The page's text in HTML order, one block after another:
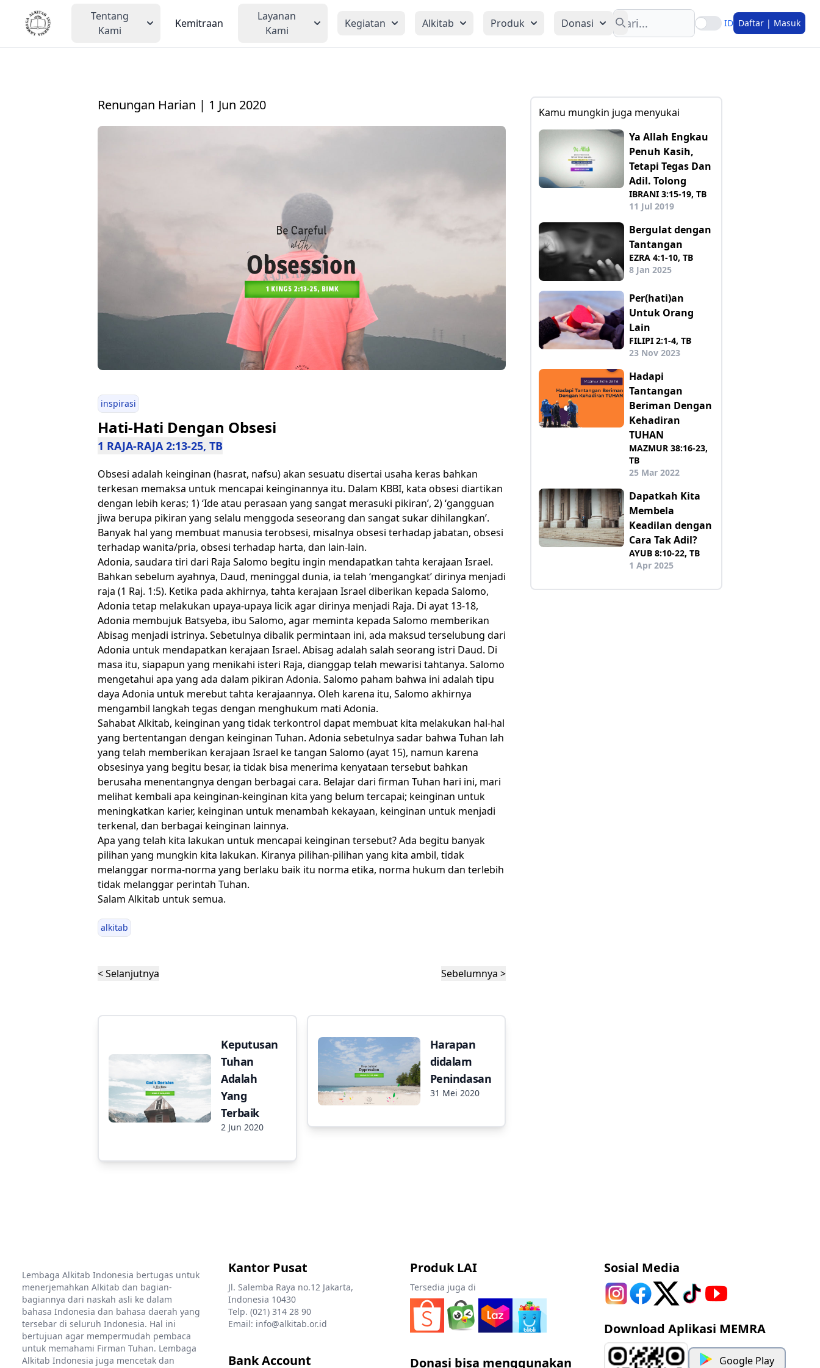
Tentang
Kami
Kemitraan
Layanan
Kami
Kegiatan Alkitab Produk Donasi
Search
ID Daftar | Masuk
Renungan Harian | 1 Jun 2020
inspirasi
Hati-Hati Dengan Obsesi
1 RAJA-RAJA 2:13-25, TB
Obsesi adalah keinginan (hasrat, nafsu) akan sesuatu disertai usaha keras bahkan
terkesan memaksa untuk mencapai keinginannya itu. Dalam KBBI, kata obsesi diartikan
dengan lebih keras; 1) ‘Ide atau perasaan yang sangat merasuki pikiran’, 2) ‘gangguan
jiwa berupa pikiran yang selalu menggoda seseorang dan sangat sukar dihilangkan’.
Banyak hal yang membuat manusia terobsesi, misalnya obsesi terhadap jabatan, obsesi
terhadap wanita/pria, obsesi terhadap harta, dan lain-lain.
Adonia, saudara tiri dari Raja Salomo begitu ingin mendapatkan tahta kerajaan Israel.
Bahkan sebelum ayahnya, Daud, meninggal dunia, ia telah ‘mengangkat’ dirinya menjadi
raja (1 Raj. 1:5). Ketika pada akhirnya, tahta kerajaan Israel diberikan kepada Salomo,
Adonia tetap melakukan upaya-upaya licik agar dirinya menjadi Raja. Di ayat 13-18,
Adonia membujuk Batsyeba, ibu Salomo, agar meminta kepada Salomo memberikan
Abisag menjadi istrinya. Sebetulnya dibalik permintaan ini, ada maksud terselubung dari
Adonia untuk mendapatkan kerajaan Israel. Abisag adalah salah seorang istri Daud. Di
masa itu, siapapun yang menikahi isteri Raja, dianggap telah mewarisi tahtanya. Salomo
mengetahui apa yang ada dalam pikiran Adonia. Salomo paham bahwa ini adalah tipu
daya Adonia untuk merebut tahta kerajaannya. Oleh karena itu, Salomo akhirnya
mengambil langkah tegas dengan menghukum mati Adonia.
Sahabat Alkitab, keinginan yang tidak terkontrol dapat membuat kita melakukan hal-hal
yang bertentangan dengan keinginan Tuhan. Adonia sebetulnya sadar bahwa Tuhan lah
yang telah memberikan kerajaan Israel ke tangan Salomo (ayat 15), namun karena
obsesinya yang begitu besar, ia tidak bisa menerima kenyataan tersebut bahkan
berusaha menentangnya dengan berbagai cara. Belajar dari firman Tuhan hari ini, mari
melihat kembali apa keinginan-keinginan kita yang belum tercapai; keinginan untuk
meningkatkan karier, keinginan untuk menambah kekayaan, keinginan untuk menjadi
terkenal, dan berbagai keinginan lainnya.
Apa yang telah kita lakukan untuk mencapai keinginan tersebut? Ada begitu banyak
pilihan yang mungkin kita lakukan. Kiranya pilihan-pilihan yang kita ambil, tidak
melanggar norma-norma yang berlaku baik itu norma etika, norma hukum dan terlebih
tidak melanggar perintah Tuhan.
Salam Alkitab untuk semua.
alkitab
< Selanjutnya Sebelumnya >
Keputusan
Tuhan
Adalah
Yang
Terbaik
2 Jun 2020
Harapan
didalam
Penindasan
31 Mei 2020
Kamu mungkin juga menyukai
Ya Allah Engkau
Penuh Kasih,
Tetapi Tegas Dan
Adil. Tolong
IBRANI 3:15-19, TB
11 Jul 2019
Bergulat dengan
Tantangan
EZRA 4:1-10, TB
8 Jan 2025
Per(hati)an
Untuk Orang
Lain
FILIPI 2:1-4, TB
23 Nov 2023
Hadapi
Tantangan
Beriman Dengan
Kehadiran
TUHAN
MAZMUR 38:16-23,
TB
25 Mar 2022
Dapatkah Kita
Membela
Keadilan dengan
Cara Tak Adil?
AYUB 8:10-22, TB
1 Apr 2025
Lembaga Alkitab Indonesia bertugas untuk
menerjemahkan Alkitab dan bagian-
bagiannya dari naskah asli ke dalam
bahasa Indonesia dan bahasa daerah yang
tersebar di seluruh Indonesia. Hal ini
bertujuan agar mempermudah pembaca
untuk memahami Firman Tuhan. Lembaga
Alkitab Indonesia juga mencetak dan
Kantor Pusat
Jl. Salemba Raya no.12 Jakarta,
Indonesia 10430
Telp. (021) 314 28 90
Email: info@alkitab.or.id
Bank Account
Produk LAI
Tersedia juga di
Donasi bisa menggunakan
Sosial Media
Download Aplikasi MEMRA
Google Play